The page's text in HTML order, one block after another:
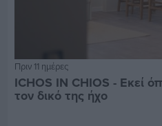
Πριν 11 ημέρες
ICHOS IN CHIOS - Εκεί
τον δικό της ήχο